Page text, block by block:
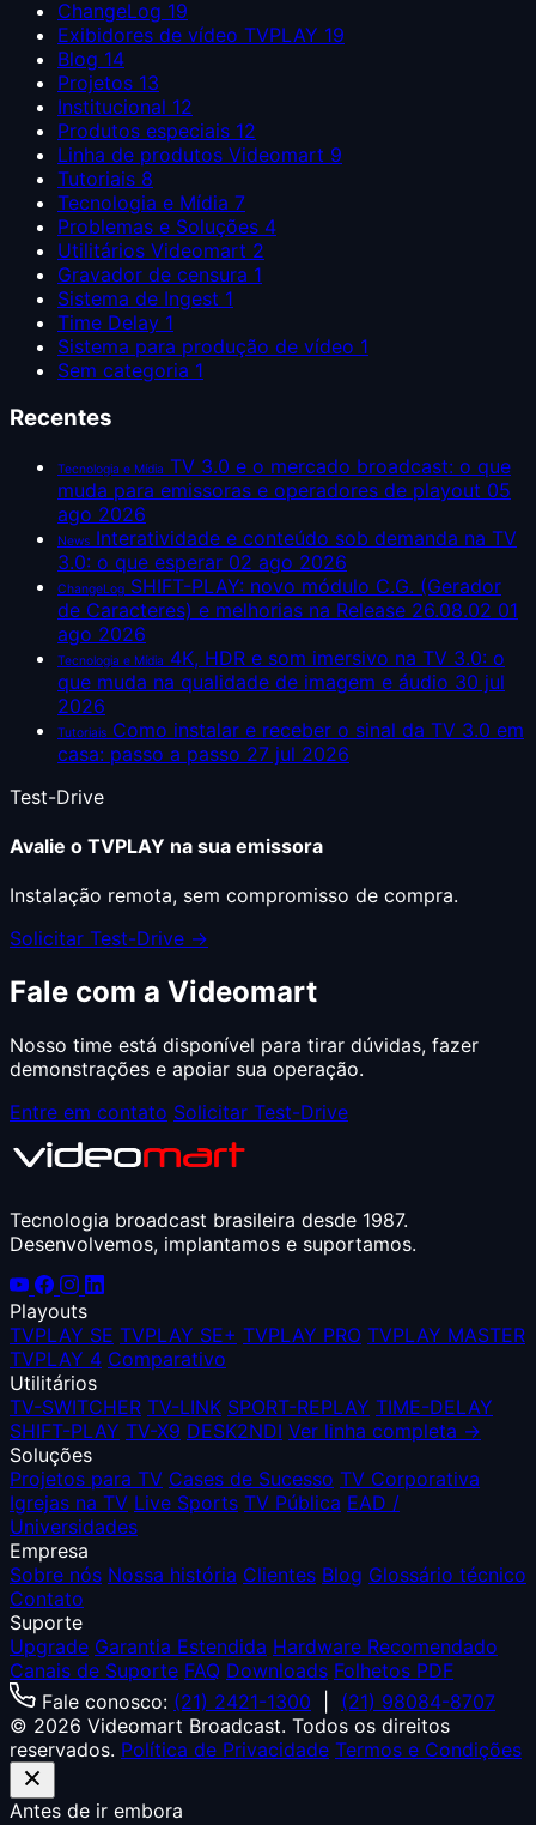
ChangeLog 19
Exibidores de vídeo TVPLAY 19
Blog 14
Projetos 13
Institucional 12
Produtos especiais 12
Linha de produtos Videomart 9
Tutoriais 8
Tecnologia e Mídia 7
Problemas e Soluções 4
Utilitários Videomart 2
Gravador de censura 1
Sistema de Ingest 1
Time Delay 1
Sistema para produção de vídeo 1
Sem categoria 1
Recentes
Tecnologia e Mídia TV 3.0 e o mercado broadcast: o que
muda para emissoras e operadores de playout 05
ago 2026
News Interatividade e conteúdo sob demanda na TV
3.0: o que esperar 02 ago 2026
ChangeLog SHIFT-PLAY: novo módulo C.G. (Gerador
de Caracteres) e melhorias na Release 26.08.02 01
ago 2026
Tecnologia e Mídia 4K, HDR e som imersivo na TV 3.0: o
que muda na qualidade de imagem e áudio 30 jul
2026
Tutoriais Como instalar e receber o sinal da TV 3.0 em
casa: passo a passo 27 jul 2026
Test-Drive
Avalie o TVPLAY na sua emissora
Instalação remota, sem compromisso de compra.
Solicitar Test-Drive →
Fale com a Videomart
Nosso time está disponível para tirar dúvidas, fazer
demonstrações e apoiar sua operação.
Entre em contato Solicitar Test-Drive
Tecnologia broadcast brasileira desde 1987.
Desenvolvemos, implantamos e suportamos.
Playouts
TVPLAY SE TVPLAY SE+ TVPLAY PRO TVPLAY MASTER
TVPLAY 4 Comparativo
Utilitários
TV-SWITCHER TV-LINK SPORT-REPLAY TIME-DELAY
SHIFT-PLAY TV-X9 DESK2NDI Ver linha completa →
Soluções
Projetos para TV Cases de Sucesso TV Corporativa
Igrejas na TV Live Sports TV Pública EAD /
Universidades
Empresa
Sobre nós Nossa história Clientes Blog Glossário técnico
Contato
Suporte
Upgrade Garantia Estendida Hardware Recomendado
Canais de Suporte FAQ Downloads Folhetos PDF
Fale conosco: (21) 2421-1300
(21) 98084-8707
© 2026 Videomart Broadcast. Todos os direitos
reservados. Política de Privacidade Termos e Condições
Antes de ir embora